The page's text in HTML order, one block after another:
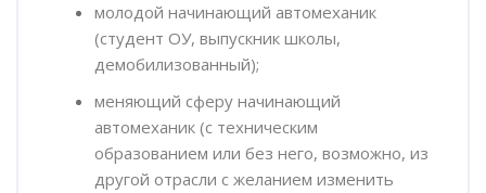
молодой начинающий автомеханик
(студент ОУ, выпускник школы,
демобилизованный);
меняющий сферу начинающий
автомеханик (с техническим
образованием или без него, возможно, из
другой отрасли с желанием изменить